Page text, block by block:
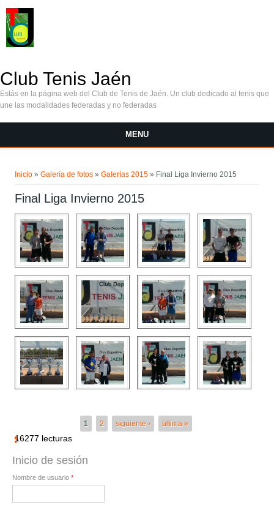
Club Tenis Jaén
Estás en la página web del Club de Tenis de Jaén. Un club dedicado al tenis que
une las modalidades federadas y no federadas
MENU
Inicio »Galería de fotos »Galerías 2015 » Final Liga Invierno 2015
Final Liga Invierno 2015
1 2 siguiente › última »
16277 lecturas
Inicio de sesión
Nombre de usuario *